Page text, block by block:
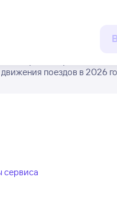
Абдулино. Будьте
поездов в 2026
сервиса